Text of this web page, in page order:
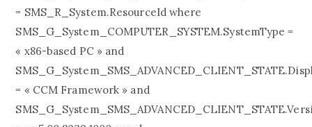
= SMS_R_System.ResourceId where
SMS_G_System_COMPUTER_SYSTEM.SystemType =
« x86-based PC » and
= « CCM Framework » and